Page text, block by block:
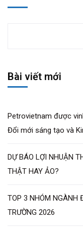
Bài viết mới
Petrovietnam được
Đổi mới sáng tạo và
DỰ BÁO LỢI NHUẬN
THẬT HAY ẢO?
TOP 3 NHÓM NGÀNH
TRƯỜNG 2026